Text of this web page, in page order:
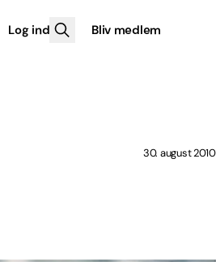
Log ind Bliv medlem
30. august 2010